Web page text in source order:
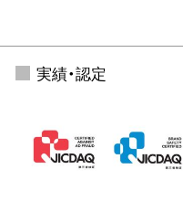
実績・認定